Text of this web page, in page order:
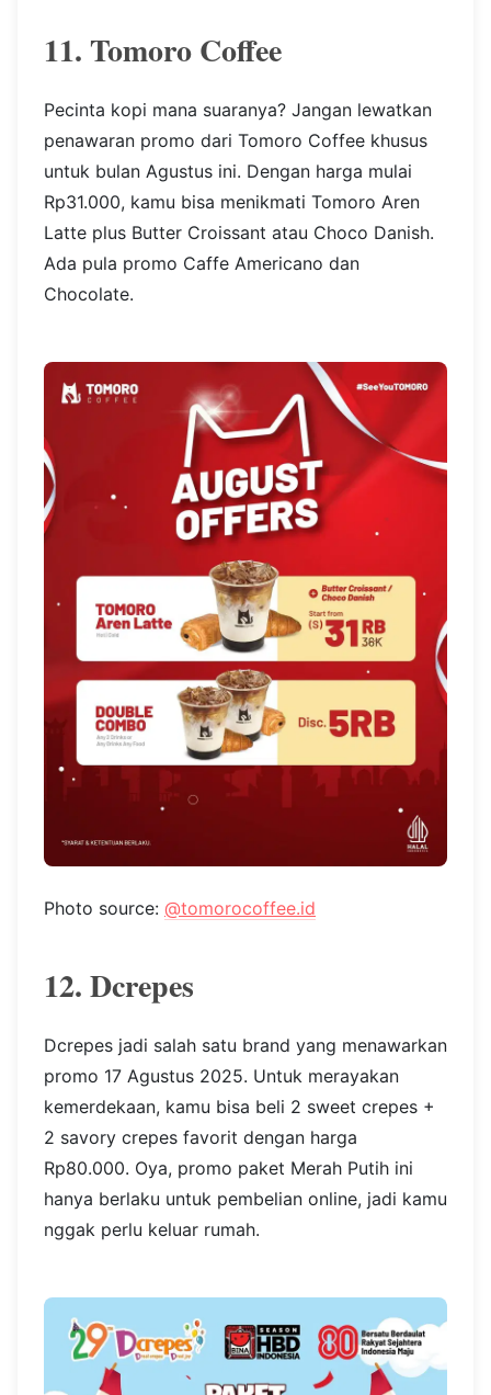
11. Tomoro Coffee
Pecinta kopi mana suaranya? Jangan lewatkan
penawaran promo dari Tomoro Coffee khusus
untuk bulan Agustus ini. Dengan harga mulai
Rp31.000, kamu bisa menikmati Tomoro Aren
Latte plus Butter Croissant atau Choco Danish.
Ada pula promo Caffe Americano dan
Chocolate.
Photo source: @tomorocoffee.id
12. Dcrepes
Dcrepes jadi salah satu brand yang menawarkan
promo 17 Agustus 2025. Untuk merayakan
kemerdekaan, kamu bisa beli 2 sweet crepes +
2 savory crepes favorit dengan harga
Rp80.000. Oya, promo paket Merah Putih ini
hanya berlaku untuk pembelian online, jadi kamu
nggak perlu keluar rumah.